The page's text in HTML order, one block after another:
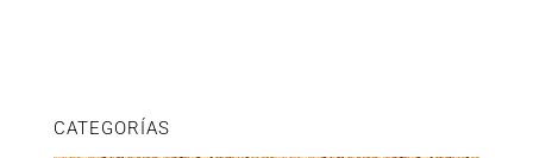
CATEGORÍAS